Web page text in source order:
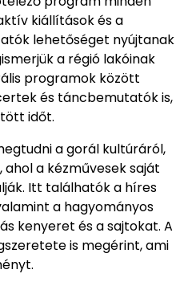
kiállítások és a
lehetőséget nyújtanak
a régió lakóinak
programok között
és táncbemutatók is,
időt.
a gorál kultúráról,
a kézművesek saját
Itt találhatók a híres
a hagyományos
kenyeret és a sajtokat. A
is megérint, ami